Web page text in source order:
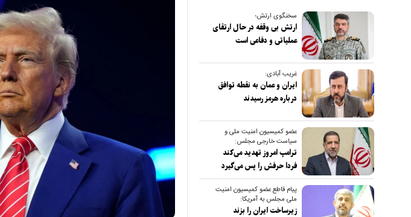
سخنگوی ارتش؛
ارتش بی وقفه در حال ارتقای
عملیاتی و دفاعی است
غریب آبادی:
ایران و عمان به نقطه توافق
درباره هرمز رسیدند
عضو کمیسیون امنیت ملی و
سیاست خارجی مجلس:
ترامپ امروز تهدید می‌کند
فردا حرفش را پس می‌گیرد
پیام قاطع عضو کمیسیون امنیت
ملی مجلس به آمریکا:
زیرساخت ایران را بزند